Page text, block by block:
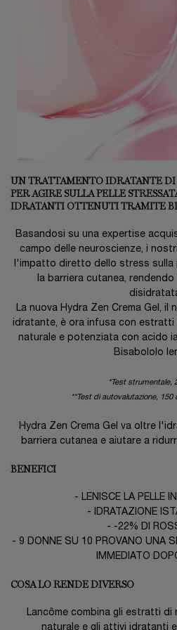
UN TRATTAMENTO IDRATANTE
PER AGIRE SULLA PELLE
IDRATANTI OTTENUTI TRAMITE
Basandosi su una expertise
campo delle neuroscienze, i
l'impatto diretto dello stress sulla
la barriera cutanea,
La nuova Hydra Zen Crema Gel,
idratante, è ora infusa con estratti
naturale e potenziata con acido
Bisabololo
*Test strumentale,
**Test di autovalutazione, 150
Hydra Zen Crema Gel va oltre
barriera cutanea e aiutare a
BENEFICI
- LENISCE LA PELLE
- IDRATAZIONE
- -22% DI
- 9 DONNE SU 10 PROVANO UNA
IMMEDIATO
COSA LO RENDE DIVERSO
Lancôme combina gli estratti di
naturale e gli attivi idratanti